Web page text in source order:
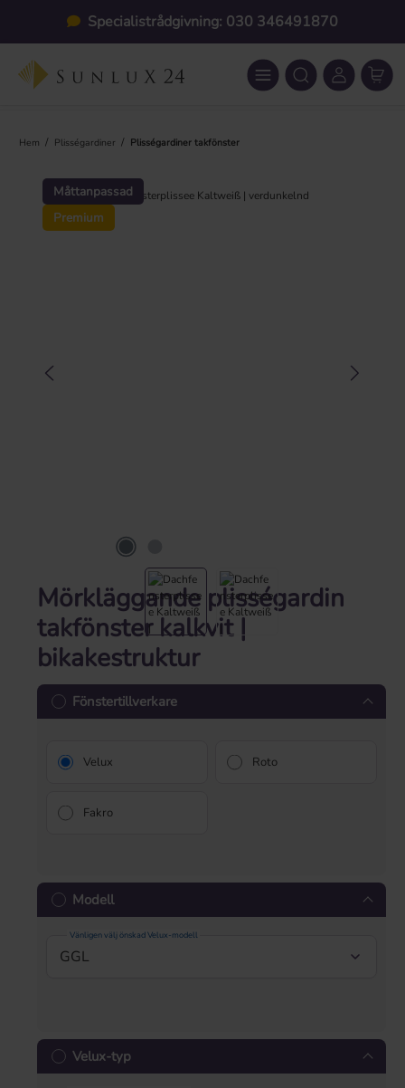
Hoppa till huvudinnehållSpecialistrådgivning: 030 346491870
Hem / Plisségardiner / Plisségardiner takfönster
Måttanpassad
Premium
Hoppa över bildgalleri
Mörkläggande plisségardin
takfönster kalkvit |
bikakestruktur
Fönstertillverkare
Velux Roto
Fakro
Modell
Vänligen välj önskad Velux-modell
Velux-typ